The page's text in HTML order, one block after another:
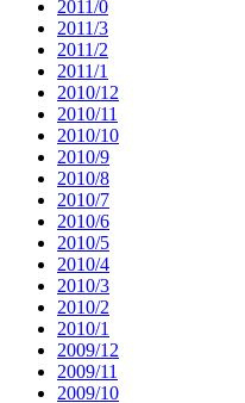
2011/0
2011/3
2011/2
2011/1
2010/12
2010/11
2010/10
2010/9
2010/8
2010/7
2010/6
2010/5
2010/4
2010/3
2010/2
2010/1
2009/12
2009/11
2009/10